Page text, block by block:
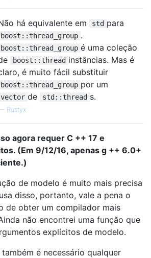
há equivalente em std para
boost::thread_group .
boost::thread_group é uma coleção
boost::thread instâncias. Mas é
é muito fácil substituir
boost::thread_group por um
vector de std::thread s.
Rustyx
agora requer C ++ 17 e
(Em 9/12/16, apenas g ++ 6.0+
de modelo é muito mais precisa
disso, portanto, vale a pena o
de obter um compilador mais
não encontrei uma função que
explícitos de modelo.
também é necessário qualquer